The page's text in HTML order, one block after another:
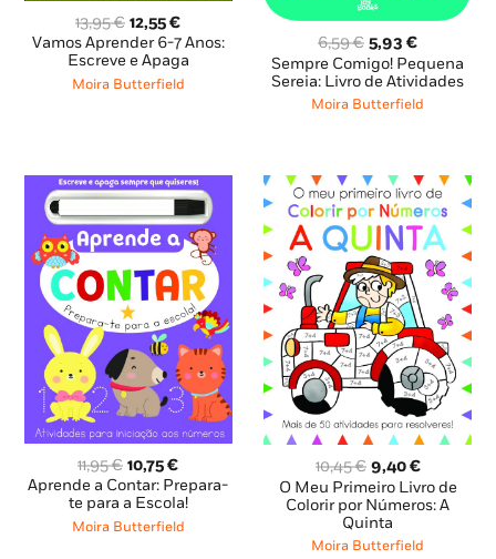
13,95€ O
preço
original
era:
12,55€O
preço
atual
é:
Vamos Aprender 6-7 Anos:
Escreve e Apaga
Moira Butterfield
6,59€ O
preço
original
era:
5,93€O
preço
atual
é:
Sempre Comigo! Pequena
Sereia: Livro de Atividades
Moira Butterfield
11,95€ O
preço
original
era:
10,75€O
preço
atual
é:
Aprende a Contar: Prepara-
te para a Escola!
Moira Butterfield
10,45€ O
preço
original
era:
10,45 €.
9,40€O
preço
atual
9,40 €.
O Meu Primeiro Livro de
Colorir por Números: A
Quinta
Moira Butterfield